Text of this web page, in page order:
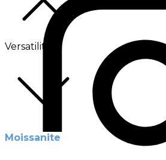
Versatilité
Moissanite